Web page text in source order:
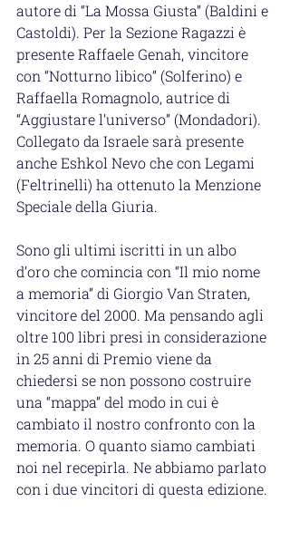
autore di “La Mossa Giusta” (Baldini e
Castoldi). Per la Sezione Ragazzi è
presente Raffaele Genah, vincitore
con “Notturno libico” (Solferino) e
Raffaella Romagnolo, autrice di
“Aggiustare l’universo” (Mondadori).
Collegato da Israele sarà presente
anche Eshkol Nevo che con Legami
(Feltrinelli) ha ottenuto la Menzione
Speciale della Giuria.
Sono gli ultimi iscritti in un albo
d’oro che comincia con “Il mio nome
a memoria” di Giorgio Van Straten,
vincitore del 2000. Ma pensando agli
oltre 100 libri presi in considerazione
in 25 anni di Premio viene da
chiedersi se non possono costruire
una “mappa” del modo in cui è
cambiato il nostro confronto con la
memoria. O quanto siamo cambiati
noi nel recepirla. Ne abbiamo parlato
con i due vincitori di questa edizione.